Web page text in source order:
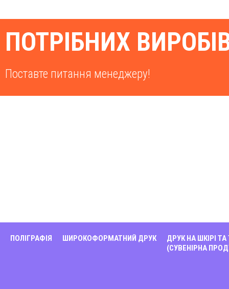
ПОТРІБНИХ
Поставте питання менеджеру!
ПОЛІГРАФІЯ ШИРОКОФОРМАТНИЙ ДРУК
ДРУК НА ШКІРІ ТА
(СУВЕНІРНА